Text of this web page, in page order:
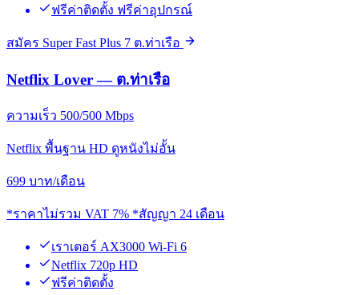
ฟรีค่าติดตั้ง ฟรีค่าอุปกรณ์
สมัคร Super Fast Plus 7 ต.ท่าเรือ
Netflix Lover — ต.ท่าเรือ
ความเร็ว 500/500 Mbps
Netflix พื้นฐาน HD ดูหนังไม่อั้น
699 บาท/เดือน
*ราคาไม่รวม VAT 7% *สัญญา 24 เดือน
เราเตอร์ AX3000 Wi-Fi 6
Netflix 720p HD
ฟรีค่าติดตั้ง